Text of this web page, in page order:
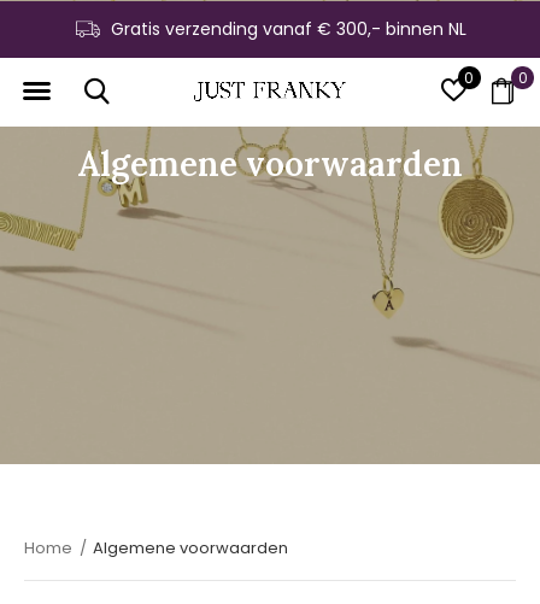
0 0
Gratis verzending vanaf € 300,- binnen NL
Algemene voorwaarden
Home Algemene voorwaarden